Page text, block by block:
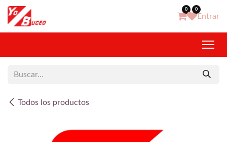
Ir al contenido 0 0
Entrar
Todos los productos